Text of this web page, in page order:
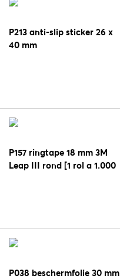
P213 anti-slip sticker 26 x
40 mm
P157 ringtape 18 mm 3M
Leap III rond [1 rol a 1.000
P038 beschermfolie 30 mm